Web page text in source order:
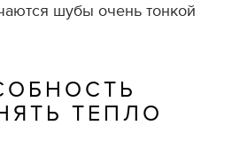
шубы очень тонкой
ТЕПЛО